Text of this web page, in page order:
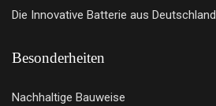
Die Innovative Batterie aus Deutschland
Besonderheiten
Nachhaltige Bauweise